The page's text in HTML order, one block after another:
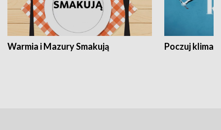
Warmia i Mazury Smakują Poczuj klimat